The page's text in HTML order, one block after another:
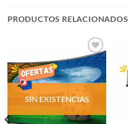
PRODUCTOS RELACIONADOS
AÑADIR
LISTA
DE
SIN EXISTENCIAS